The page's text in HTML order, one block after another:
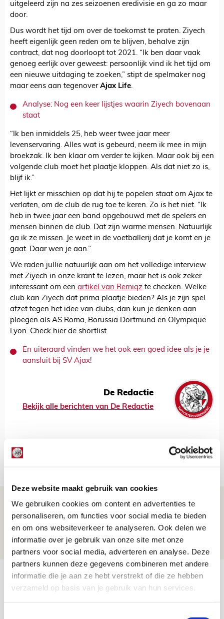
Deze website maakt gebruik van cookies
We gebruiken cookies om content en advertenties te
personaliseren, om functies voor social media te bieden
en om ons websiteverkeer te analyseren. Ook delen we
informatie over je gebruik van onze site met onze
partners voor social media, adverteren en analyse. Deze
partners kunnen deze gegevens combineren met andere
informatie die je aan ze hebt verstrekt of die ze hebben
verzameld op basis van je gebruik van hun services.
uitgeleerd zijn na zes seizoenen eredivisie en ga zo maar
door.
Dus wordt het tijd om over de toekomst te praten. Ziyech
heeft eigenlijk geen reden om te blijven, behalve zijn
contract, dat nog doorloopt tot 2021. “Ik ben daar vaak
genoeg eerlijk over geweest: persoonlijk vind ik het tijd om
een nieuwe uitdaging te zoeken,” stipt de spelmaker nog
maar eens aan tegenover Ajax Life.
Analyse: Nog een keer lijstjes waarin Ziyech bovenaan
staat
“Ik ben inmiddels 25, heb weer twee jaar meer
levenservaring. Alles wat is gebeurd, neem ik mee in mijn
broekzak. Ik ben klaar om verder te kijken. Maar ook bij een
volgende club moet het plaatje kloppen. Als dat niet zo is,
blijf ik.”
Het lijkt er misschien op dat hij te popelen staat om Ajax te
verlaten, om de club de rug toe te keren. Zo is het niet. “Ik
heb in twee jaar een band opgebouwd met de spelers en
mensen binnen de club. Dat zijn warme mensen. Natuurlijk
ga ik ze missen. Je weet in de voetballerij dat je komt en je
gaat. Daar wen je aan.”
We raden jullie natuurlijk aan om het volledige interview
met Ziyech in onze krant te lezen, maar het is ook zeker
interessant om een artikel van Remiqz te checken. Welke
club kan Ziyech dat prima plaatje bieden? Als je zijn spel
afzet tegen het idee van clubs, dan kun je denken aan
ploegen als AS Roma, Borussia Dortmund en Olympique
Lyon. Check hier de shortlist.
En uiteraard vinden we het ook een goed idee als je je
aansluit bij SV Ajax!
De Redactie
Bekijk alle berichten van De Redactie
Drie dingen die je moet weten over PEC
Zwolle - Ajax
08 AUGUSTUS 2026 - 12:32
Míchels elf: met welke formatie begin
jij aan nieuw eredivisieseizoen?